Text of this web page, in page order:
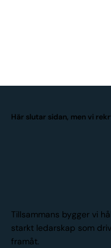
Här slutar sidan, men vi
Tillsammans bygger vi
starkt ledarskap som
framåt.